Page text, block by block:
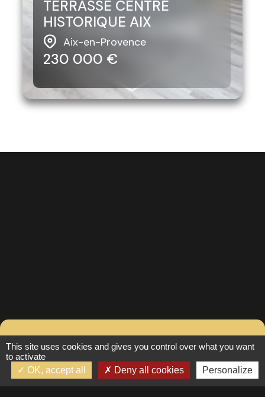
Contacter Fanny pour
plus d’informations
TERRASSE CENTRE
HISTORIQUE AIX
Aix-en-Provence
230 000 €
This site uses cookies and gives you control over what you want
to activate
OK, accept all
Deny all cookies Personalize